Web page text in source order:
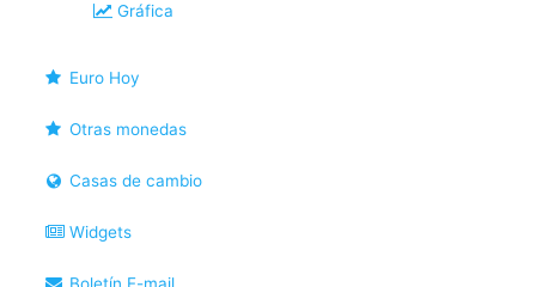
Gráfica
Euro Hoy
Otras monedas
Casas de cambio
Widgets